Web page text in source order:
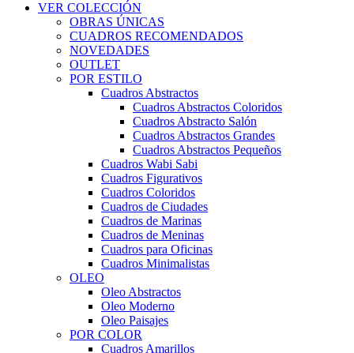
VER COLECCIÓN
OBRAS ÚNICAS
CUADROS RECOMENDADOS
NOVEDADES
OUTLET
POR ESTILO
Cuadros Abstractos
Cuadros Abstractos Coloridos
Cuadros Abstracto Salón
Cuadros Abstractos Grandes
Cuadros Abstractos Pequeños
Cuadros Wabi Sabi
Cuadros Figurativos
Cuadros Coloridos
Cuadros de Ciudades
Cuadros de Marinas
Cuadros de Meninas
Cuadros para Oficinas
Cuadros Minimalistas
OLEO
Oleo Abstractos
Oleo Moderno
Oleo Paisajes
POR COLOR
Cuadros Amarillos